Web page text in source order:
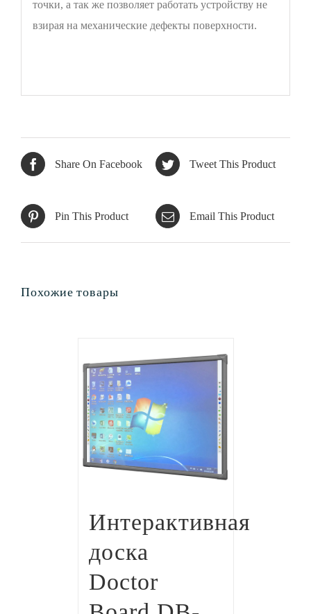
точки, а так же позволяет работать устройству не
взирая на механические дефекты поверхности.
Share On Facebook Tweet This Product
Pin This Product Email This Product
Похожие товары
Интерактивная
доска
Doctor